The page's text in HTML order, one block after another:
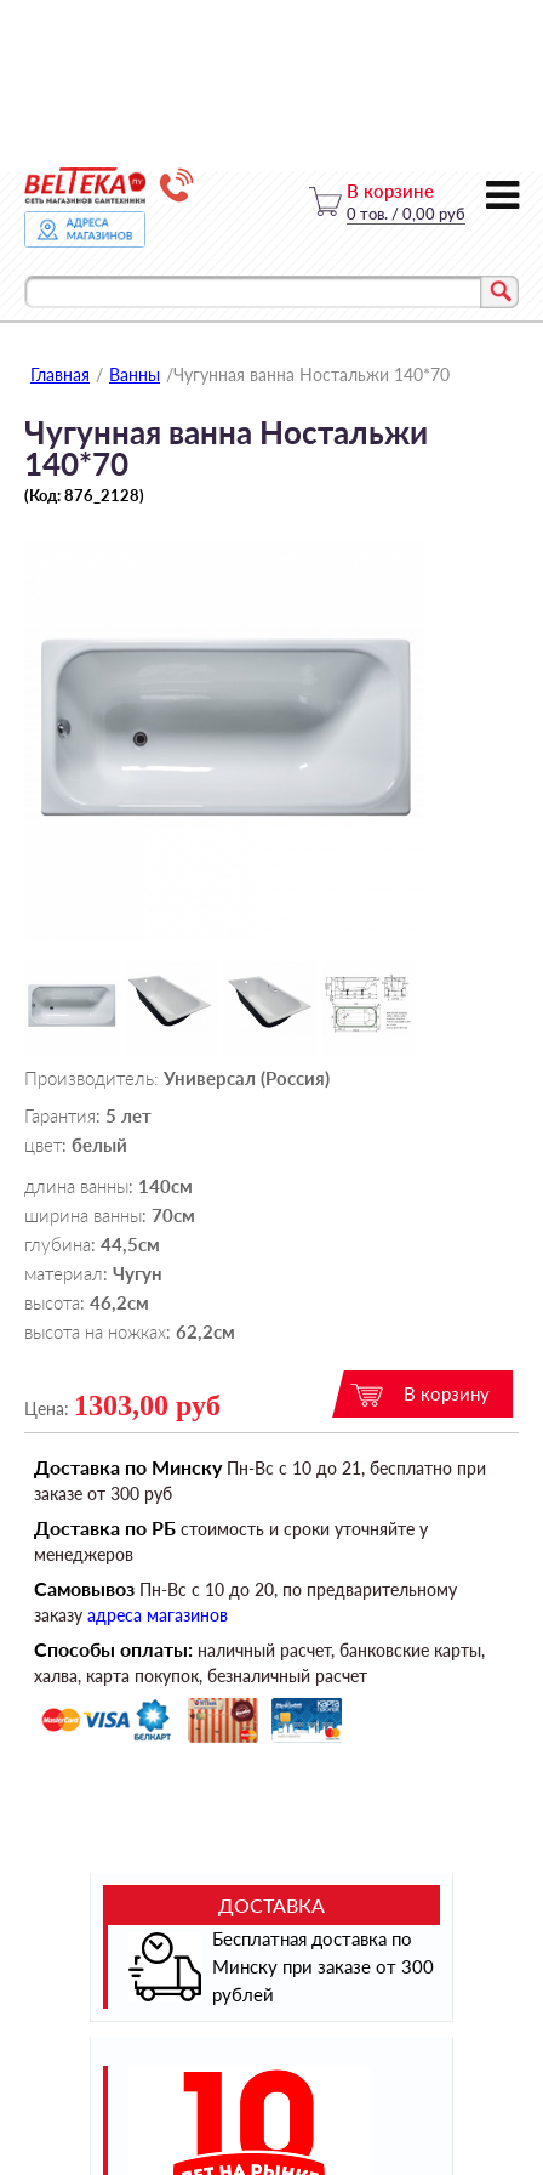
В корзине
Главная / Ванны /Чугунная ванна Ностальжи 140*70
Чугунная ванна Ностальжи
140*70
(Код:876_2128)
Производитель: Универсал (Россия)
Гарантия: 5 лет
цвет: белый
длина ванны: 140см
ширина ванны: 70см
глубина: 44,5см
материал: Чугун
высота: 46,2см
высота на ножках: 62,2см
Цена: 1303,00 руб
Доставка по МинскуПн-Вс c 10 до 21, бесплатно при
заказе от 300 руб
Доставка по РБ стоимость и сроки уточняйте у
менеджеров
Самовывоз Пн-Вс c 10 до 20, по предварительному
заказу адреса магазинов
Способы оплаты: наличный расчет, банковские карты,
халва, карта покупок, безналичный расчет
ДОСТАВКА
Бесплатная доставка по
Минску при заказе от 300
рублей